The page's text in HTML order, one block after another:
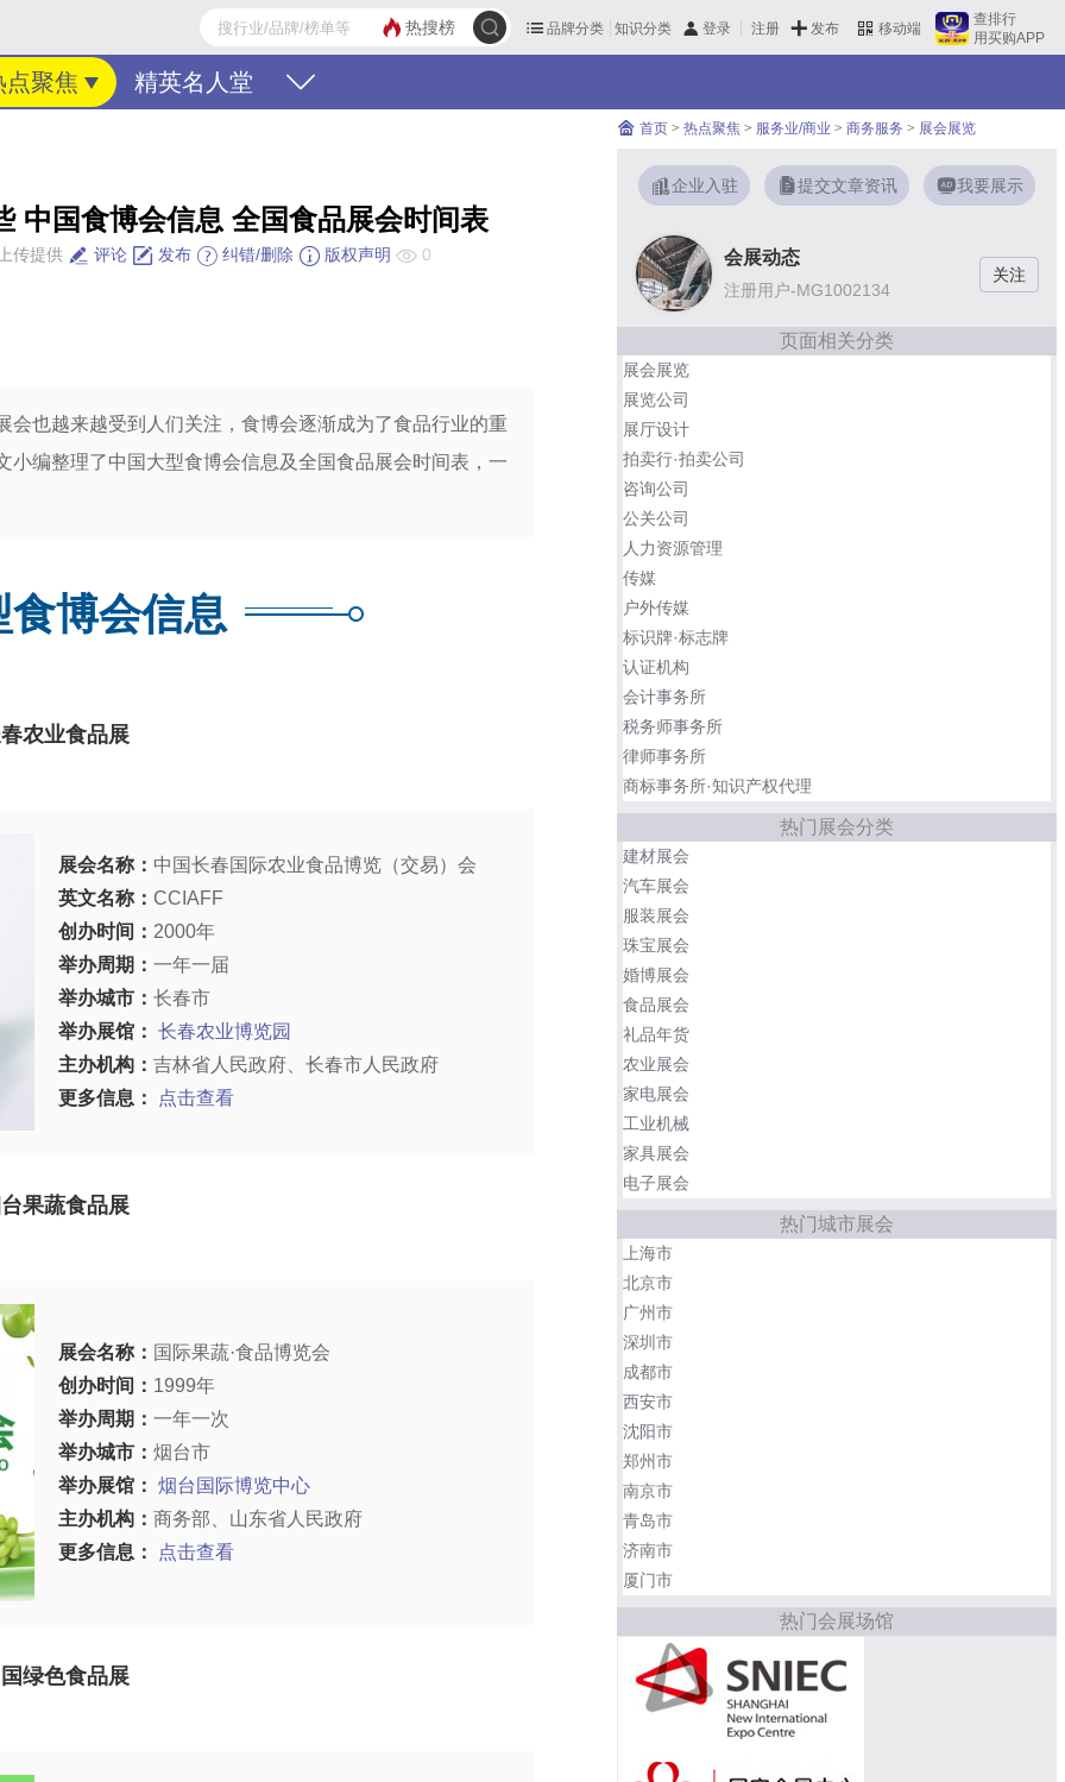
品牌分类 知识分类 登录 注册 发布 移动端
查排行
用买购APP
热搜榜
点聚焦 精英名人堂
中国食博会信息 全国食品展会时间表
传提供 评论 发布 纠错/删除 版权声明 0
也越来越受到人们关注，食博会逐渐成为了食品行业的重
编整理了中国大型食博会信息及全国食品展会时间表，一
食博会信息
农业食品展
展会名称： 中国长春国际农业食品博览（交易）会
英文名称： CCIAFF
创办时间： 2000年
举办周期： 一年一届
举办城市： 长春市
举办展馆： 长春农业博览园
主办机构： 吉林省人民政府、长春市人民政府
更多信息：
点击查看
果蔬食品展
展会名称： 国际果蔬·食品博览会
创办时间： 1999年
举办周期： 一年一次
举办城市： 烟台市
举办展馆： 烟台国际博览中心
主办机构： 商务部、山东省人民政府
更多信息：
点击查看
绿色食品展
首页 > 热点聚焦 > 服务业/商业 > 商务服务 > 展会展览
企业入驻 提交文章资讯 我要展示
会展动态
注册用户-MG1002134
页面相关分类
展会展览
展览公司
展厅设计
拍卖行·拍卖公司
咨询公司
公关公司
人力资源管理
传媒
户外传媒
标识牌·标志牌
认证机构
会计事务所
税务师事务所
律师事务所
商标事务所·知识产权代理
热门展会分类
建材展会
汽车展会
服装展会
珠宝展会
婚博展会
食品展会
礼品年货
农业展会
家电展会
工业机械
家具展会
电子展会
热门城市展会
上海市
北京市
广州市
深圳市
成都市
西安市
沈阳市
郑州市
南京市
青岛市
济南市
厦门市
热门会展场馆